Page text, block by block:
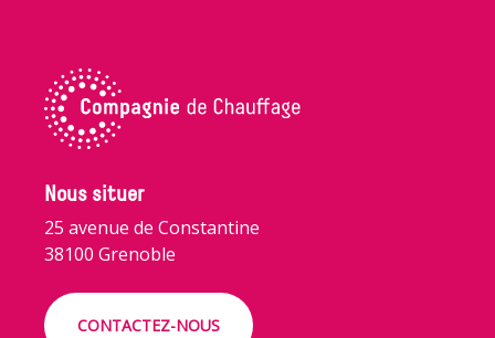
Nous situer
25 avenue de Constantine
38100 Grenoble
CONTACTEZ-NOUS